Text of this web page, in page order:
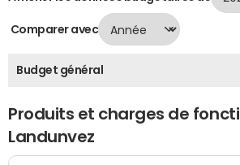
Comparer avec
Budget général
Produits et charges de
Landunvez